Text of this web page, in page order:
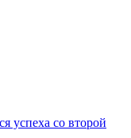
успеха со второй